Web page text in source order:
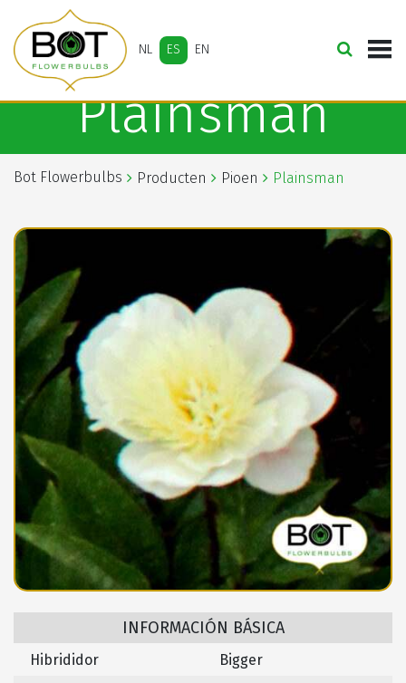
NL ES EN
Plainsman
Bot Flowerbulbs Producten Pioen Plainsman
INFORMACIÓN BÁSICA
Hibrididor
Bigger